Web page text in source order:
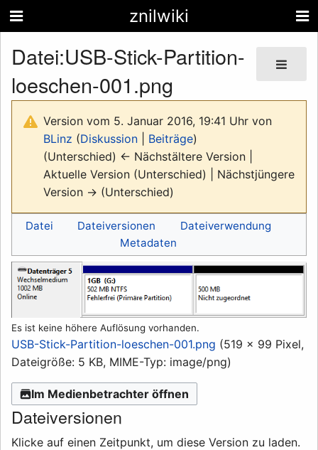
znilwiki
Datei:USB-Stick-Partition-
loeschen-001.png
Version vom 5. Januar 2016, 19:41 Uhr von
BLinz (Diskussion Beiträge)
(Unterschied) ← Nächstältere Version |
Aktuelle Version (Unterschied) | Nächstjüngere
Version → (Unterschied)
Datei Dateiversionen
Dateiverwendung
Metadaten
Es ist keine höhere Auflösung vorhanden.
USB-Stick-Partition-loeschen-001.png (519 × 99 Pixel,
Dateigröße: 5 KB, MIME-Typ: image/png)
Im Medienbetrachter öffnen
Dateiversionen
Klicke auf einen Zeitpunkt, um diese Version zu laden.